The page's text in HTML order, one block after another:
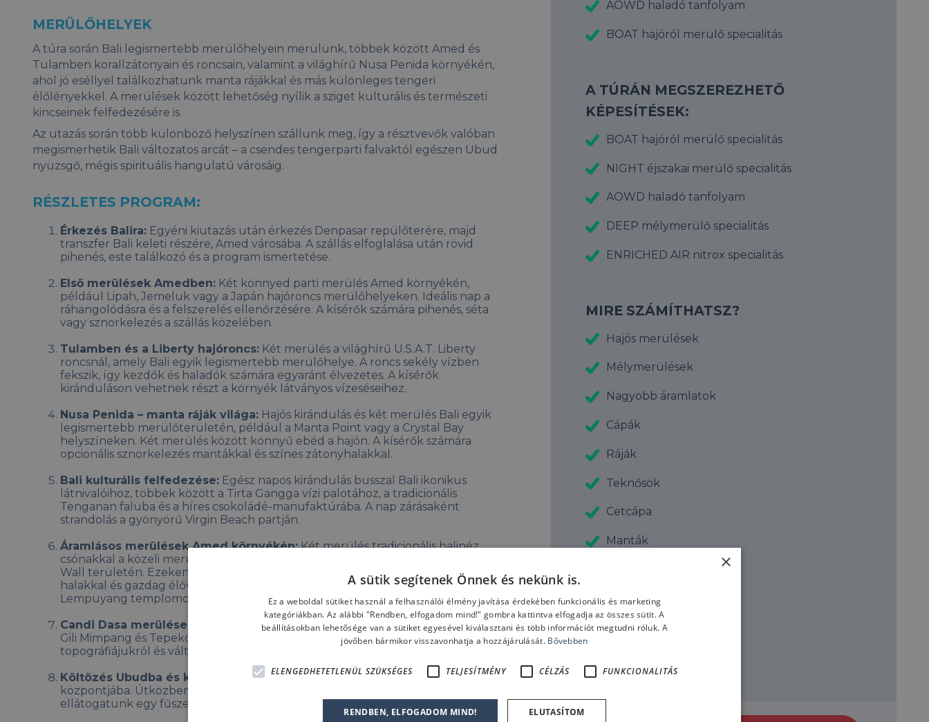
MERÜLŐHELYEK
A túra során Bali legismertebb merülőhelyein merülünk, többek között Amed és
Tulamben korallzátonyain és roncsain, valamint a világhírű Nusa Penida környékén,
ahol jó eséllyel találkozhatunk manta rájákkal és más különleges tengeri
élőlényekkel. A merülések között lehetőség nyílik a sziget kulturális és természeti
kincseinek felfedezésére is.
Az utazás során több különböző helyszínen szállunk meg, így a résztvevők valóban
megismerhetik Bali változatos arcát – a csendes tengerparti falvaktól egészen Ubud
nyüzsgő, mégis spirituális hangulatú városáig.
RÉSZLETES PROGRAM:
Érkezés Balira: Egyéni kiutazás után érkezés Denpasar repülőterére, majd
transzfer Bali keleti részére, Amed városába. A szállás elfoglalása után rövid
pihenés, este találkozó és a program ismertetése.
Első merülések Amedben: Két könnyed parti merülés Amed környékén,
például Lipah, Jemeluk vagy a Japán hajóroncs merülőhelyeken. Ideális nap a
ráhangolódásra és a felszerelés ellenőrzésére. A kísérők számára pihenés, séta
vagy sznorkelezés a szállás közelében.
Tulamben és a Liberty hajóroncs: Két merülés a világhírű U.S.A.T. Liberty
roncsnál, amely Bali egyik legismertebb merülőhelye. A roncs sekély vízben
fekszik, így kezdők és haladók számára egyaránt élvezetes. A kísérők
kiránduláson vehetnek részt a környék látványos vízeséseihez.
Nusa Penida – manta ráják világa: Hajós kirándulás és két merülés Bali egyik
legismertebb merülőterületén, például a Manta Point vagy a Crystal Bay
helyszíneken. Két merülés között könnyű ebéd a hajón. A kísérők számára
opcionális sznorkelezés mantákkal és színes zátonyhalakkal.
Bali kulturális felfedezése: Egész napos kirándulás busszal Bali ikonikus
látnivalóihoz, többek között a Tirta Gangga vízi palotához, a tradicionális
Tenganan faluba és a híres csokoládé-manufaktúrába. A nap zárásaként
strandolás a gyönyörű Virgin Beach partján.
Áramlásos merülések Amed környékén:Két merülés tradicionális balinéz
csónakkal a közeli merülőhelyeken, például Bunutan, Deep Blue vagy Amed
Wall területén. Ezeken a helyeken gyakran találkozhatunk nagyobb testű
halakkal és gazdag élővilággal. A kísérők ezen a napon meglátogatják a híres
Lempuyang templomot.
Candi Dasa merülések:
Két merülés a Candi Dasa környéki szikláknál, például
Gili Mimpang és Tepekong merülőhelyeken. Ezek a helyszínek izgalmas
topográfiájukról és változatos élővilágukról híresek.
Költözés Ubudba és kirándulás:
Utazás Ubudba, Bali művészeti és spirituális
központjába. Útközben megállunk a Batur vulkán pereménél, majd
ellátogatunk egy fűszerkertbe és a híres Tirta Empul szent forráshoz.
AOWD haladó tanfolyam
BOAT hajóról merülő specialitás
A TÚRÁN MEGSZEREZHETŐ
KÉPESÍTÉSEK:
BOAT hajóról merülő specialitás
NIGHT éjszakai merülő specialitás
AOWD haladó tanfolyam
DEEP mélymerülő specialitás
ENRICHED AIR nitrox specialitás
MIRE SZÁMÍTHATSZ?
Hajós merülések
Mélymerülések
Nagyobb áramlatok
Cápák
Ráják
Teknősök
Cetcápa
Manták
Színes halak
Korallok
×
A sütik segítenek Önnek és nekünk is.
Ez a weboldal sütiket használ a felhasználói élmény javítása érdekében funkcionális és marketing
kategóriákban. Az alábbi "Rendben, elfogadom mind!" gombra kattintva elfogadja az összes sütit. A
beállításokban lehetősége van a sütiket egyesével kiválasztani és több információt megtudni róluk. A
jövőben bármikor visszavonhatja a hozzájárulását. Bővebben
ELENGEDHETETLENÜL SZÜKSÉGES TELJESÍTMÉNY CÉLZÁS FUNKCIONALITÁS
RENDBEN, ELFOGADOM MIND! ELUTASÍTOM